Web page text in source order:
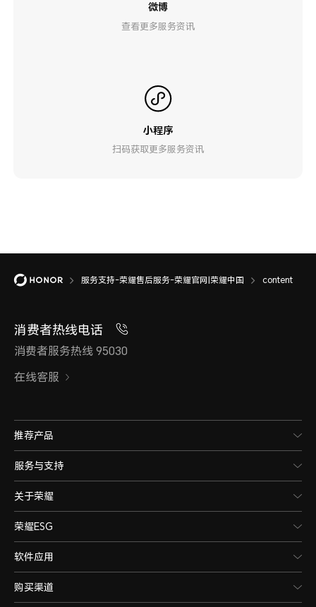
微博
查看更多服务资讯
小程序
扫码获取更多服务资讯
服务支持-荣耀售后服务-荣耀官网|荣耀中国 content
消费者热线电话
消费者服务热线 95030
在线客服
推荐产品
服务与支持
关于荣耀
荣耀ESG
软件应用
购买渠道